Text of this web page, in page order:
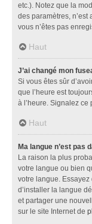
etc.). Notez que la
des paramètres, n’est
vous n’êtes pas
Haut
J’ai changé mon
Si vous êtes sûr
que l’heure est
à l’heure. Signalez
Haut
Ma langue n’est pas
La raison la plus
votre langue ou bien
votre langue.
d’installer la langue
et partager une
sur le site Internet de